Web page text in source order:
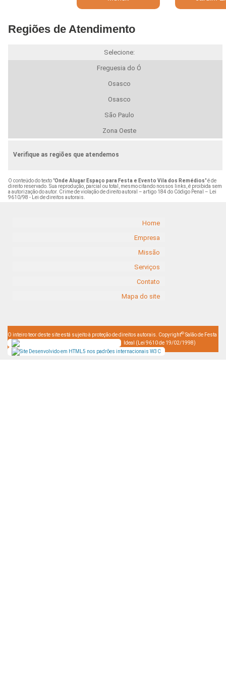
Regiões de Atendimento
Selecione:
Freguesia do Ó
Osasco
Osasco
São Paulo
Zona Oeste
Verifique as regiões que atendemos
O conteúdo do texto "Onde Alugar Espaço para Festa e Evento Vila dos Remédios" é de
direito reservado. Sua reprodução, parcial ou total, mesmo citando nossos links, é proibida sem
a autorização do autor. Crime de violação de direito autoral – artigo 184 do Código Penal –
Lei
9610/98 - Lei de direitos autorais
Home
Empresa
Missão
Serviços
Contato
Mapa do site
O inteiro teor deste site está sujeito à proteção de direitos autorais. Copyright© Salão de Festa
Ideal (Lei 9610 de 19/02/1998)